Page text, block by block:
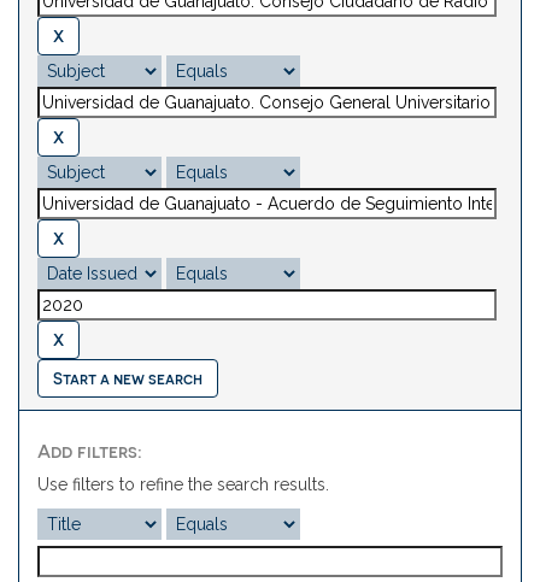
Start a new search
Add filters:
Use filters to refine the search results.